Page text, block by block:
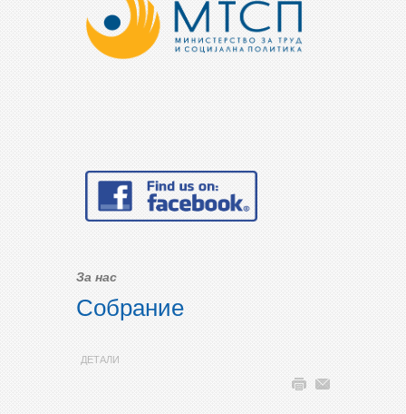
За нас
Собрание
ДЕТАЛИ